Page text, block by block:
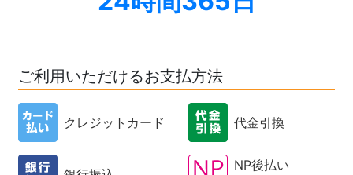
ご利用いただけるお支払方法
クレジットカード 代金引換
NP後払い